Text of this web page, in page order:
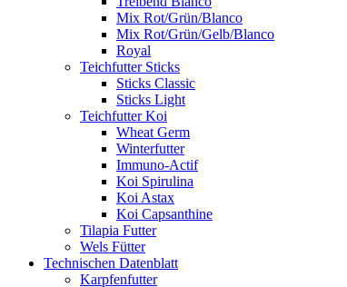
Mix Rot/Grün/Blanco
Mix Rot/Grün/Gelb/Blanco
Royal
Teichfutter Sticks
Sticks Classic
Sticks Light
Teichfutter Koi
Wheat Germ
Winterfutter
Immuno-Actif
Koi Spirulina
Koi Astax
Koi Capsanthine
Tilapia Futter
Wels Fütter
Technischen Datenblatt
Karpfenfutter